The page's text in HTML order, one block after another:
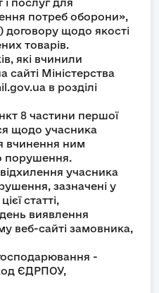
і послуг для
потреб оборони»,
щодо якості
товарів.
які вчинили
Міністерства
в розділі
8 частини першої
щодо учасника
вчинення ним
порушення.
учасника
зазначені у
статті,
виявлення
веб-сайті замовника,
-
ЄДРПОУ,